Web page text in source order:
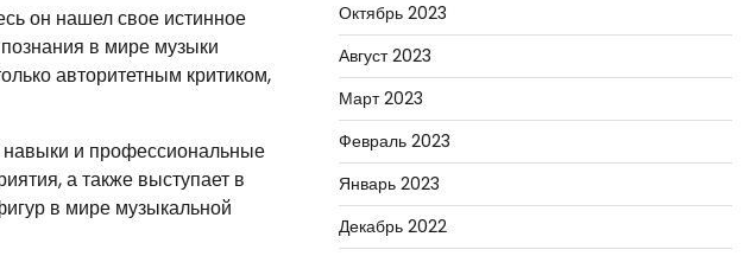
он нашел свое истинное
в мире музыки
авторитетным критиком,
навыки и профессиональные
а также выступает в
в мире музыкальной
Октябрь 2023
Август 2023
Март 2023
Февраль 2023
Январь 2023
Декабрь 2022